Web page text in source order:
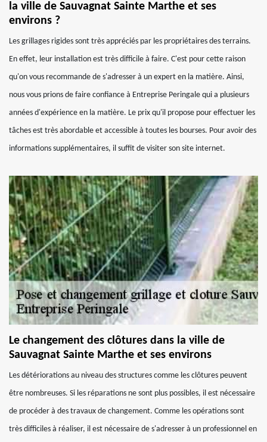
la ville de Sauvagnat Sainte Marthe et ses
environs ?
Les grillages rigides sont très appréciés par les propriétaires des terrains.
En effet, leur installation est très difficile à faire. C'est pour cette raison
qu'on vous recommande de s'adresser à un expert en la matière. Ainsi,
nous vous prions de faire confiance à Entreprise Peringale qui a plusieurs
années d'expérience en la matière. Le prix qu'il propose pour effectuer les
tâches est très abordable et accessible à toutes les bourses. Pour avoir des
informations supplémentaires, il suffit de visiter son site internet.
Le changement des clôtures dans la ville de
Sauvagnat Sainte Marthe et ses environs
Les détériorations au niveau des structures comme les clôtures peuvent
être nombreuses. Si les réparations ne sont plus possibles, il est nécessaire
de procéder à des travaux de changement. Comme les opérations sont
très difficiles à réaliser, il est nécessaire de s'adresser à un professionnel en